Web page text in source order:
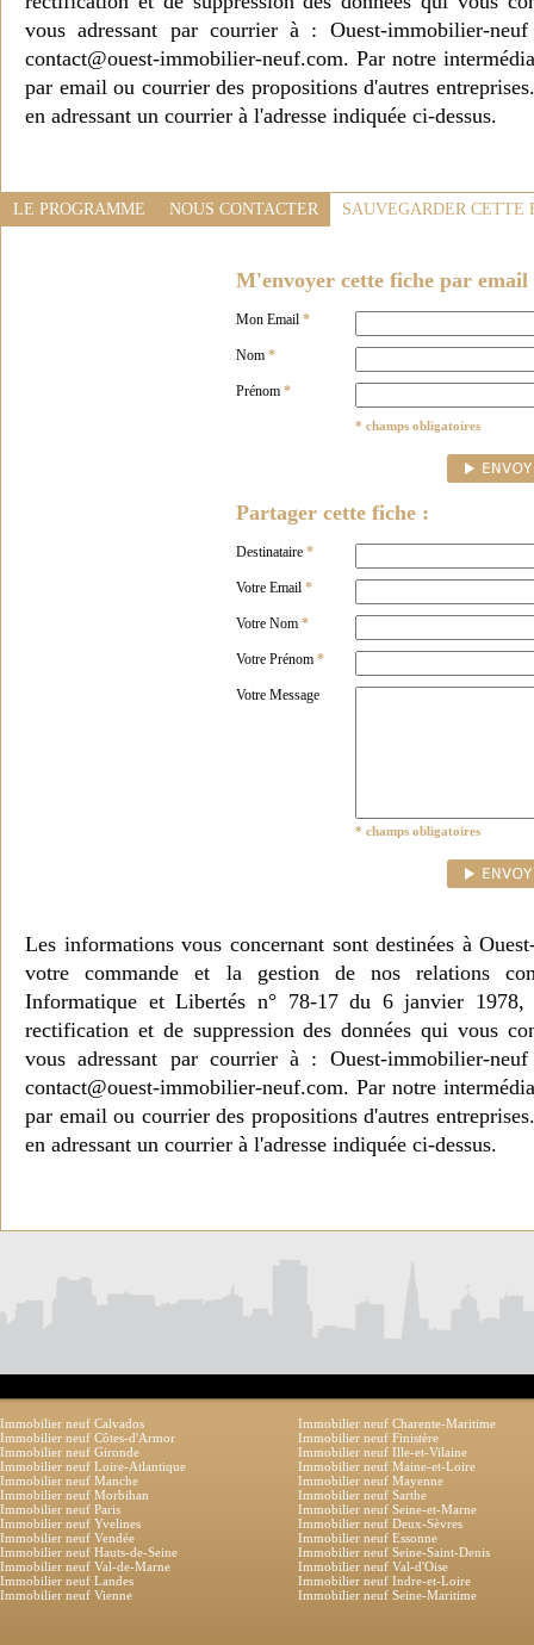
vous adressant par courrier à : Ouest-immobilier-
contact@ouest-immobilier-neuf.com. Par notre
par email ou courrier des propositions d'autres
en adressant un courrier à l'adresse indiquée ci-dessus.
LE PROGRAMME NOUS CONTACTER SAUVEGARDER CETTE
M'envoyer cette fiche par email
Mon Email *
Nom *
Prénom *
* champs obligatoires
Partager cette fiche :
Destinataire *
Votre Email *
Votre Nom *
Votre Prénom *
Votre Message
* champs obligatoires
Les informations vous concernant sont destinées à
votre commande et la gestion de nos relations
Informatique et Libertés n° 78-17 du 6 janvier 1978,
rectification et de suppression des données qui vous
vous adressant par courrier à : Ouest-immobilier-
contact@ouest-immobilier-neuf.com. Par notre
par email ou courrier des propositions d'autres
en adressant un courrier à l'adresse indiquée ci-dessus.
Immobilier neuf Calvados
Immobilier neuf Charente-Maritime
Immobilier neuf Côtes-d'Armor
Immobilier neuf Finistère
Immobilier neuf Gironde
Immobilier neuf Ille-et-Vilaine
Immobilier neuf Loire-Atlantique
Immobilier neuf Maine-et-Loire
Immobilier neuf Manche
Immobilier neuf Mayenne
Immobilier neuf Morbihan
Immobilier neuf Sarthe
Immobilier neuf Paris
Immobilier neuf Seine-et-Marne
Immobilier neuf Yvelines
Immobilier neuf Deux-Sèvres
Immobilier neuf Vendée
Immobilier neuf Essonne
Immobilier neuf Hauts-de-Seine
Immobilier neuf Seine-Saint-Denis
Immobilier neuf Val-de-Marne
Immobilier neuf Val-d'Oise
Immobilier neuf Landes
Immobilier neuf Indre-et-Loire
Immobilier neuf Vienne
Immobilier neuf Seine-Maritime